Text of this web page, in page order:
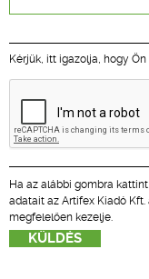
Kérjük, itt igazolja, hogy
Ha az alábbi gombra
adatait az Artifex Kiadó Kft.
megfelelően kezelje.